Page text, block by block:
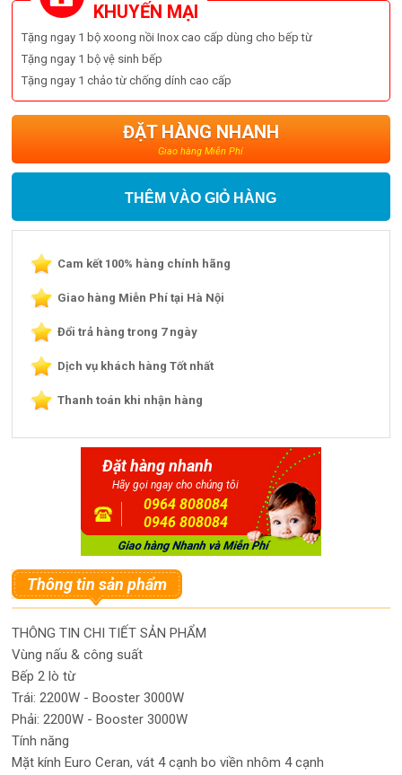
KHUYẾN MẠI
Tặng ngay 1 bộ xoong nồi Inox cao cấp dùng cho bếp từ
Tặng ngay 1 bộ vệ sinh bếp
Tặng ngay 1 chảo từ chống dính cao cấp
ĐẶT HÀNG NHANH
Giao hàng Miễn Phí
THÊM VÀO GIỎ HÀNG
Cam kết 100% hàng chính hãng
Giao hàng Miễn Phí tại Hà Nội
Đổi trả hàng trong 7 ngày
Dịch vụ khách hàng Tốt nhất
Thanh toán khi nhận hàng
Đặt hàng nhanh
Hãy gọi ngay cho chúng tôi
0964 808084
0946 808084
Thông tin sản phẩm
THÔNG TIN CHI TIẾT SẢN PHẨM
Vùng nấu & công suất
Bếp 2 lò từ
Trái: 2200W - Booster 3000W
Phải: 2200W - Booster 3000W
Tính năng
Mặt kính Euro Ceran, vát 4 cạnh bo viền nhôm 4 cạnh